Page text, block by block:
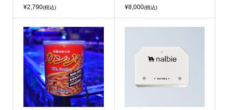
¥2,790(税込)
¥8,000(税込)